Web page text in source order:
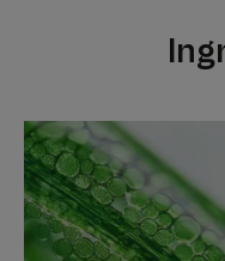
Delicadamente perfumado